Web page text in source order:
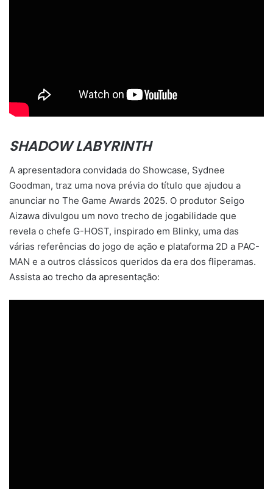
SHADOW LABYRINTH
A apresentadora convidada do Showcase, Sydnee
Goodman, traz uma nova prévia do título que ajudou a
anunciar no The Game Awards 2025. O produtor Seigo
Aizawa divulgou um novo trecho de jogabilidade que
revela o chefe G-HOST, inspirado em Blinky, uma das
várias referências do jogo de ação e plataforma 2D a PAC-
MAN e a outros clássicos queridos da era dos fliperamas.
Assista ao trecho da apresentação: